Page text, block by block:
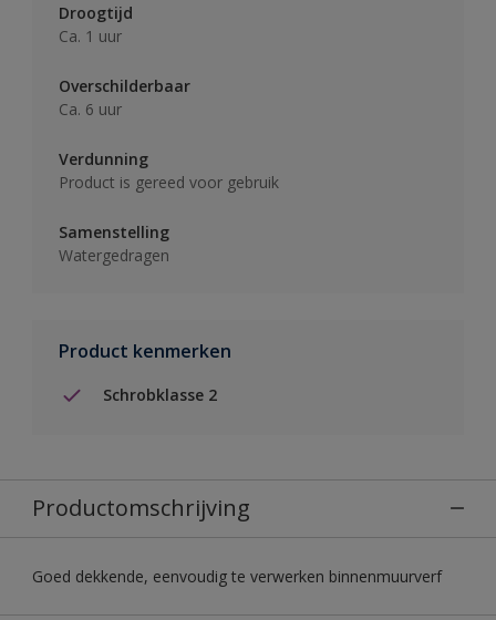
Droogtijd
Ca. 1 uur
Overschilderbaar
Ca. 6 uur
Verdunning
Product is gereed voor gebruik
Samenstelling
Watergedragen
Product kenmerken
Schrobklasse 2
Productomschrijving
Goed dekkende, eenvoudig te verwerken binnenmuurverf